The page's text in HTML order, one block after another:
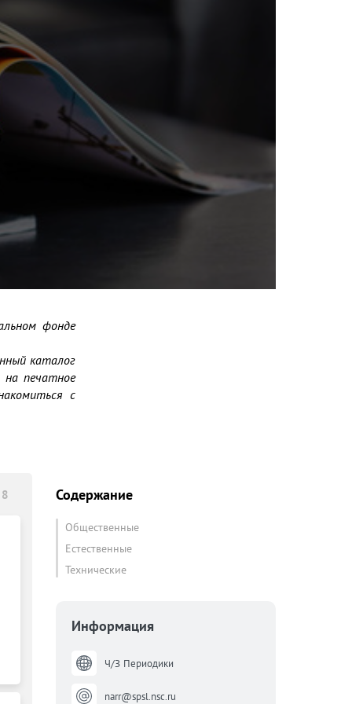
фонде
каталог
на печатное
с
Содержание
Общественные
Естественные
Технические
Информация
Ч/З Периодики
narr@spsl.nsc.ru